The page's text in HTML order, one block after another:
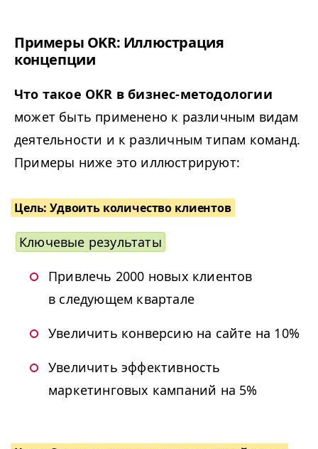
Примеры OKR: Иллюстрация
концепции
Что такое OKR в бизнес-методологии
может быть применено к различным видам
деятельности и к различным типам команд.
Примеры ниже это иллюстрируют:
Цель: Удвоить количество клиентов
Ключевые результаты
Привлечь 2000 новых клиентов
в следующем квартале
Увеличить конверсию на сайте на 10%
Увеличить эффективность
маркетинговых кампаний на 5%